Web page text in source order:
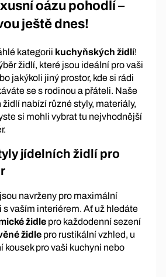
oázu pohodlí –
ještě dnes!
kategorii kuchyňských židlí!
židlí, které jsou ideální pro vaši
jakýkoli jiný prostor, kde si rádi
se s rodinou a přáteli. Naše
nabízí různé styly, materiály,
si mohli vybrat tu nejvhodnější
jídelních židlí pro
jsou navrženy pro maximální
s vaším interiérem. Ať už hledáte
židle pro každodenní sezení
židle pro rustikální vzhled, u
kousek pro vaši kuchyni nebo